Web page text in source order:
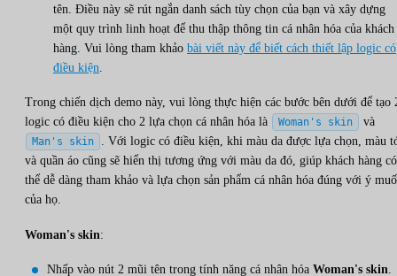
tên. Điều này sẽ rút ngắn danh sách tùy chọn của bạn và xây dựng
một quy trình linh hoạt để thu thập thông tin cá nhân hóa của khách
hàng. Vui lòng tham khảo bài viết này để biết cách thiết lập logic có
điều kiện
Trong chiến dịch demo này, vui lòng thực hiện các bước bên dưới để tạo
logic có điều kiện cho 2 lựa chọn cá nhân hóa là
Woman's skin và
Man's skin
. Với logic có điều kiện, khi màu da được lựa chọn, màu
và quần áo cũng sẽ hiển thị tương ứng với màu da đó, giúp khách hàng có
thể dễ dàng tham khảo và lựa chọn sản phẩm cá nhân hóa đúng với ý
của họ.
Woman's skin:
Nhấp vào nút 2 mũi tên trong tính năng cá nhân hóa Woman's skin.